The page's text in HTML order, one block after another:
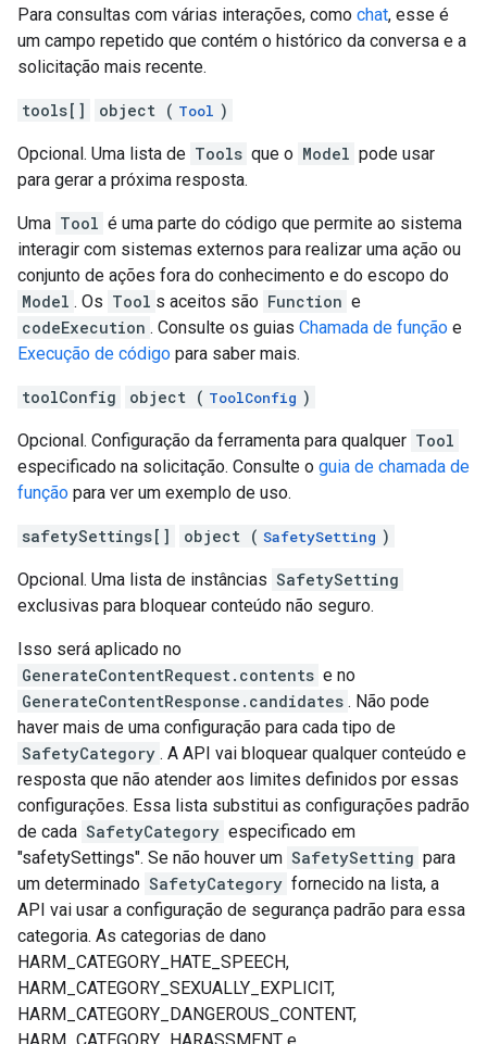
Para consultas com várias interações, como chat, esse é
um campo repetido que contém o histórico da conversa e a
solicitação mais recente.
tools[] object ( Tool )
Opcional. Uma lista de Tools que o Model pode usar
para gerar a próxima resposta.
Uma Tool é uma parte do código que permite ao sistema
interagir com sistemas externos para realizar uma ação ou
conjunto de ações fora do conhecimento e do escopo do
Model . Os Tool s aceitos são Function e
codeExecution . Consulte os guias Chamada de função e
Execução de código para saber mais.
toolConfig object ( ToolConfig )
Opcional. Configuração da ferramenta para qualquer Tool
especificado na solicitação. Consulte o guia de chamada de
função para ver um exemplo de uso.
safetySettings[] object ( SafetySetting )
Opcional. Uma lista de instâncias SafetySetting
exclusivas para bloquear conteúdo não seguro.
Isso será aplicado no
GenerateContentRequest.contents e no
GenerateContentResponse.candidates . Não pode
haver mais de uma configuração para cada tipo de
SafetyCategory . A API vai bloquear qualquer conteúdo e
resposta que não atender aos limites definidos por essas
configurações. Essa lista substitui as configurações padrão
de cada SafetyCategory especificado em
"safetySettings". Se não houver um SafetySetting para
um determinado SafetyCategory fornecido na lista, a
API vai usar a configuração de segurança padrão para essa
categoria. As categorias de dano
HARM_CATEGORY_HATE_SPEECH,
HARM_CATEGORY_SEXUALLY_EXPLICIT,
HARM_CATEGORY_DANGEROUS_CONTENT,